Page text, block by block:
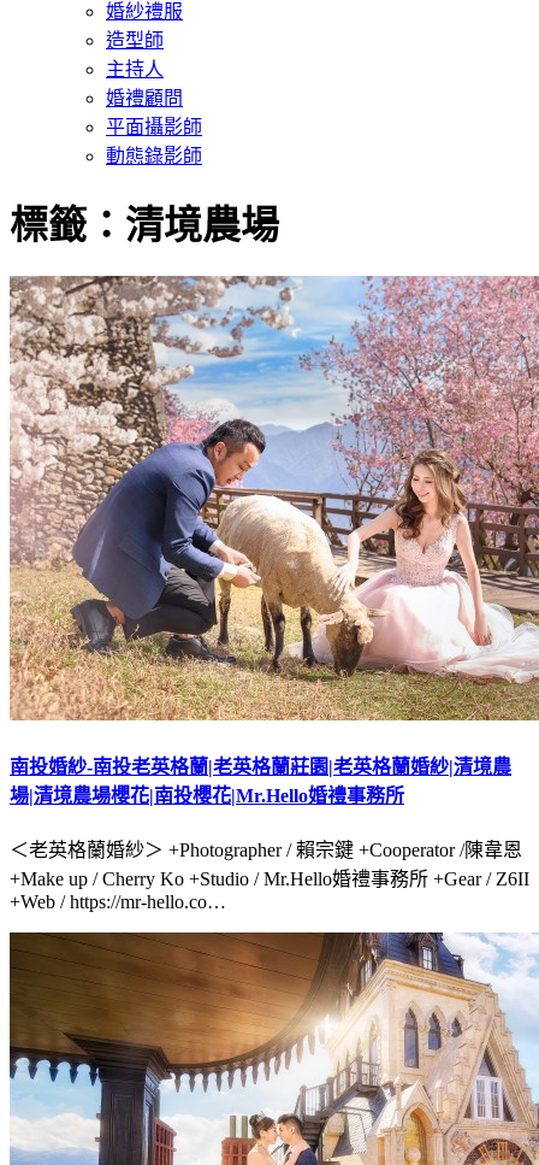
婚紗禮服
造型師
主持人
婚禮顧問
平面攝影師
動態錄影師
標籤：清境農場
南投婚紗-南投老英格蘭|老英格蘭莊園|老英格蘭婚紗|清境農
場|清境農場櫻花|南投櫻花|Mr.Hello婚禮事務所
＜老英格蘭婚紗＞ +Photographer / 賴宗鍵 +Cooperator /陳韋恩
+Make up / Cherry Ko +Studio / Mr.Hello婚禮事務所 +Gear / Z6II
+Web / https://mr-hello.co…